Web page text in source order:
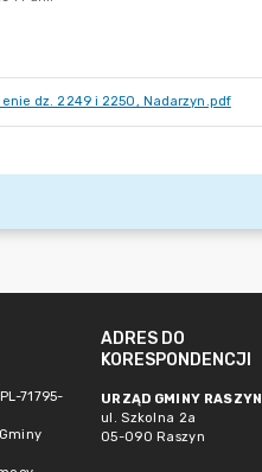
dz. 2249 i 2250, Nadarzyn.pdf
71795-
ADRES DO
KORESPONDENCJI
URZĄD GMINY RASZYN
ul. Szkolna 2a
05-090 Raszyn